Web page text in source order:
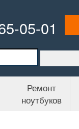
05-01
Ремонт
ноутбуков